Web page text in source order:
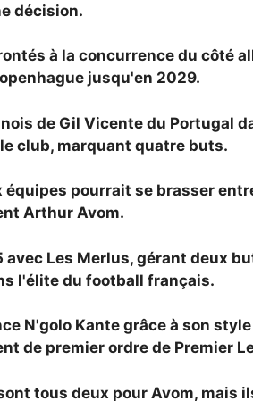
décision.
à la concurrence du côté
jusqu'en 2029.
de Gil Vicente du Portugal
club, marquant quatre buts.
pourrait se brasser
Arthur Avom.
Les Merlus, gérant deux
l'élite du football français.
N'golo Kante grâce à son
de premier ordre de Premier
tous deux pour Avom, mais